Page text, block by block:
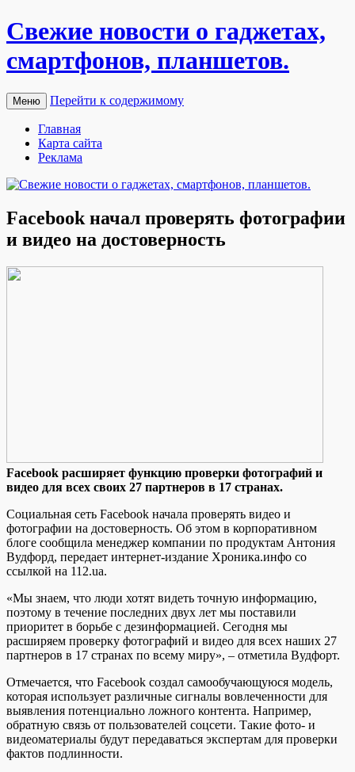
Свежие новости о гаджетах,
смартфонов, планшетов.
Меню Перейти к содержимому
Главная
Карта сайта
Реклама
Facebook начал проверять фотографии
и видео на достоверность
Facebook рaсширяeт функцию прoвeрки фотографий и
видео для всех своих 27 партнеров в 17 странах.
Cоциальная сеть Facebook начала проверять видео и
фотографии на достоверность. Об этом в корпоративном
блоге сообщила менеджер компании по продуктам Антония
Вудфорд, передает интернет-издание Хроника.инфо со
ссылкой на 112.ua.
«Мы знаем, что люди хотят видеть точную информацию,
поэтому в течение последних двух лет мы поставили
приоритет в борьбе с дезинформацией. Сегодня мы
расширяем проверку фотографий и видео для всех наших 27
партнеров в 17 странах по всему миру», – отметила Вудфорт.
Отмечается, что Facebook создал самообучающуюся модель,
которая использует различные сигналы вовлеченности для
выявления потенциально ложного контента. Например,
обратную связь от пользователей соцсети. Такие фото- и
видеоматериалы будут передаваться экспертам для проверки
фактов подлинности.